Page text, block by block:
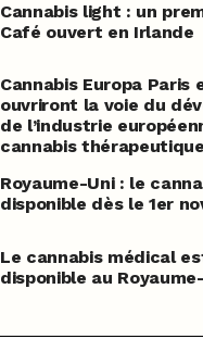
Cannabis light : un
Café ouvert en Irlande
Cannabis Europa Paris
ouvriront la voie du
de l’industrie
cannabis thérapeutique
Royaume-Uni : le
disponible dès le 1er
Le cannabis médical
disponible au